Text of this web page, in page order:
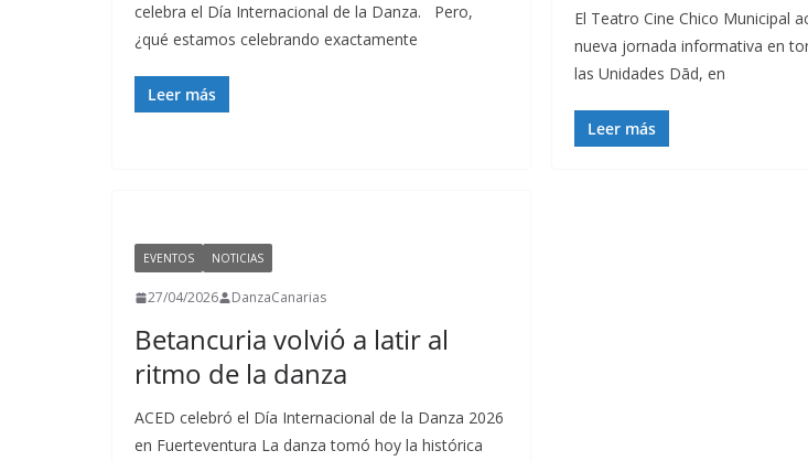
celebra el Día Internacional de la Danza. Pero,
¿qué estamos celebrando exactamente
Leer más
El Teatro Cine Chico Municipal
nueva jornada informativa en
las Unidades Dād, en
Leer más
EVENTOS NOTICIAS
27/04/2026 DanzaCanarias
Betancuria volvió a latir al
ritmo de la danza
ACED celebró el Día Internacional de la Danza 2026
en Fuerteventura La danza tomó hoy la histórica